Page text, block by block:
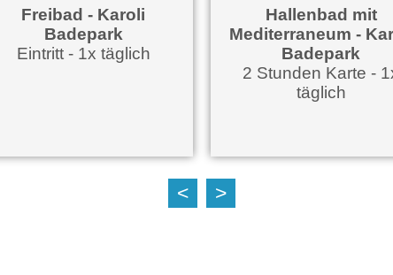
Freibad - Karoli
Badepark
Eintritt - 1x täglich
Hallenbad mit
Mediterraneum -
Badepark
2 Stunden Karte -
täglich
< >